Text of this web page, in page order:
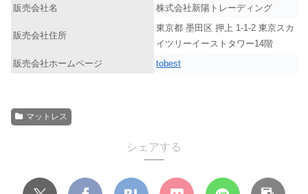
販売会社名 株式会社新陽トレーディング
販売会社住所
東京都 墨田区 押上 1-1-2 東京スカ
イツリーイーストタワー14階
販売会社ホームページ
tobest
マットレス
シェアする